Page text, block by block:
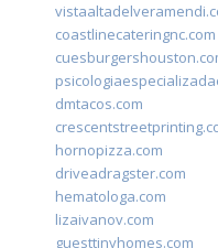
coastlinecateringnc.com
dmtacos.com
hornopizza.com
driveadragster.com
hematologa.com
lizaivanov.com
guesttinyhomes.com